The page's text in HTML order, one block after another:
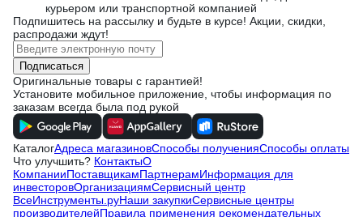
курьером или транспортной компанией
Подпишитесь на рассылку и будьте в курсе! Акции, скидки,
распродажи ждут!
Подписаться
Оригинальные товары с гарантией!
Установите мобильное приложение, чтобы информация по
заказам всегда была под рукой
КаталогАдреса магазиновСпособы полученияСпособы оплаты
Что улучшить? КонтактыО
КомпанииПоставщикамПартнерамИнформация для
инвесторовОрганизациямСервисный центр
ВсеИнструменты.руНаши закупкиСервисные центры
производителейПравила применения рекомендательных